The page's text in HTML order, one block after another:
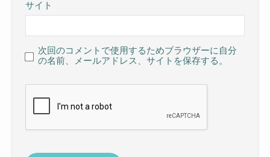
サイト
次回のコメントで使用するためブラウザーに自分
の名前、メールアドレス、サイトを保存する。